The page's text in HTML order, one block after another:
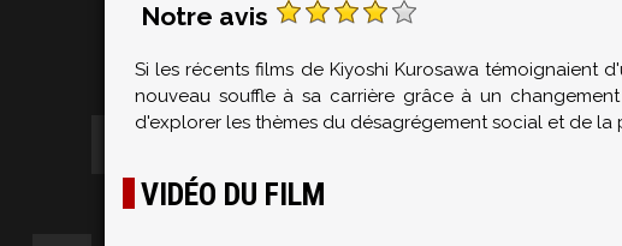
Notre avis
Si les récents films de Kiyoshi Kurosawa témoignaient
nouveau souffle à sa carrière grâce à un
d'explorer les thèmes du désagrégement social et de
VIDÉO DU FILM